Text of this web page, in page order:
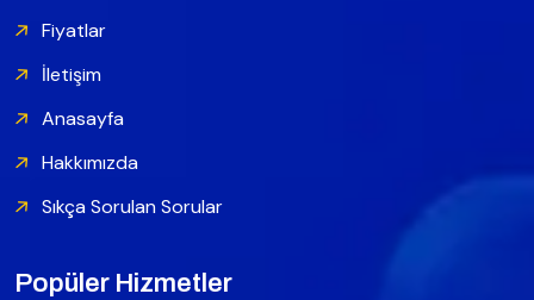
Fiyatlar
İletişim
Anasayfa
Hakkımızda
Sıkça Sorulan Sorular
Popüler Hizmetler